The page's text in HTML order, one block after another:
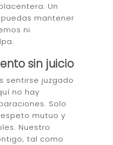
Un
mantener
ni
sin juicio
sentirse juzgado
no hay
Solo
mutuo y
Nuestro
tal como